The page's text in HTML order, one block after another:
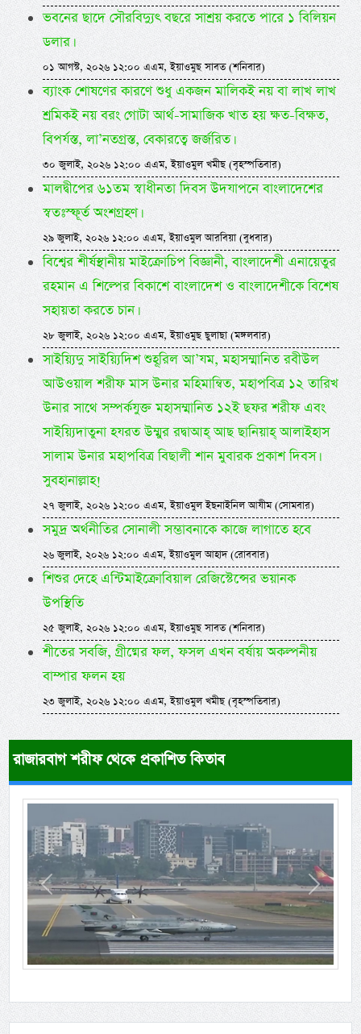
ভবনের ছাদে সৌরবিদ্যুৎ বছরে সাশ্রয় করতে পারে ১ বিলিয়ন
ডলার।
০১ আগস্ট, ২০২৬ ১২:০০ এএম, ইয়াওমুছ সাবত (শনিবার)
ব্যাংক শোষণের কারণে শুধু একজন মালিকই নয় বা লাখ লাখ
শ্রমিকই নয় বরং গোটা আর্থ-সামাজিক খাত হয় ক্ষত-বিক্ষত,
বিপর্যস্ত, লা’নতগ্রস্ত, বেকারত্বে জর্জরিত।
৩০ জুলাই, ২০২৬ ১২:০০ এএম, ইয়াওমুল খমীছ (বৃহস্পতিবার)
মালদ্বীপের ৬১তম স্বাধীনতা দিবস উদযাপনে বাংলাদেশের
স্বতঃস্ফূর্ত অংশগ্রহণ।
২৯ জুলাই, ২০২৬ ১২:০০ এএম, ইয়াওমুল আরবিয়া (বুধবার)
বিশ্বের শীর্ষস্থানীয় মাইক্রোচিপ বিজ্ঞানী, বাংলাদেশী এনায়েতুর
রহমান এ শিল্পের বিকাশে বাংলাদেশ ও বাংলাদেশীকে বিশেষ
সহায়তা করতে চান।
২৮ জুলাই, ২০২৬ ১২:০০ এএম, ইয়াওমুছ ছুলাছা (মঙ্গলবার)
সাইয়্যিদু সাইয়্যিদিশ শুহূরিল আ’যম, মহাসম্মানিত রবীউল
আউওয়াল শরীফ মাস উনার মহিমান্বিত, মহাপবিত্র ১২ তারিখ
উনার সাথে সম্পর্কযুক্ত মহাসম্মানিত ১২ই ছফর শরীফ এবং
সাইয়্যিদাতুনা হযরত উম্মুর রদ্বাআহ্ আছ ছানিয়াহ্ আলাইহাস
সালাম উনার মহাপবিত্র বিছালী শান মুবারক প্রকাশ দিবস।
সুবহানাল্লাহ!
২৭ জুলাই, ২০২৬ ১২:০০ এএম, ইয়াওমুল ইছনাইনিল আযীম (সোমবার)
সমুদ্র অর্থনীতির সোনালী সম্ভাবনাকে কাজে লাগাতে হবে
২৬ জুলাই, ২০২৬ ১২:০০ এএম, ইয়াওমুল আহাদ (রোববার)
শিশুর দেহে এন্টিমাইক্রোবিয়াল রেজিস্টেন্সের ভয়ানক
উপস্থিতি
২৫ জুলাই, ২০২৬ ১২:০০ এএম, ইয়াওমুছ সাবত (শনিবার)
শীতের সবজি, গ্রীষ্মের ফল, ফসল এখন বর্ষায় অকল্পনীয়
বাম্পার ফলন হয়
২৩ জুলাই, ২০২৬ ১২:০০ এএম, ইয়াওমুল খমীছ (বৃহস্পতিবার)
রাজারবাগ শরীফ থেকে প্রকাশিত কিতাব
Previous Next